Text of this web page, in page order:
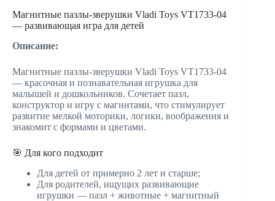
Магнитные пазлы-зверушки Vladi Toys VT1733-04
— развивающая игра для детей
Описание:
Магнитные пазлы-зверушки Vladi Toys VT1733-04
— красочная и познавательная игрушка для
малышей и дошкольников. Сочетает пазл,
конструктор и игру с магнитами, что стимулирует
развитие мелкой моторики, логики, воображения и
знакомит с формами и цветами.
🎯 Для кого подходит
Для детей от примерно 2 лет и старше;
Для родителей, ищущих развивающие
игрушки — пазл + животные + магнитный